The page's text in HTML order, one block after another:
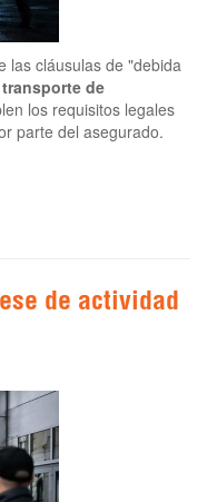
las cláusulas de "debida
de
los requisitos legales
parte del asegurado.
de actividad